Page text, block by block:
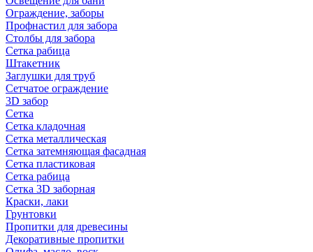
Ограждение, заборы
Профнастил для забора
Столбы для забора
Сетка рабица
Штакетник
Заглушки для труб
Сетчатое ограждение
3D забор
Сетка
Сетка кладочная
Сетка металлическая
Сетка затемняющая фасадная
Сетка пластиковая
Сетка рабица
Сетка 3D заборная
Краски, лаки
Грунтовки
Пропитки для древесины
Декоративные пропитки